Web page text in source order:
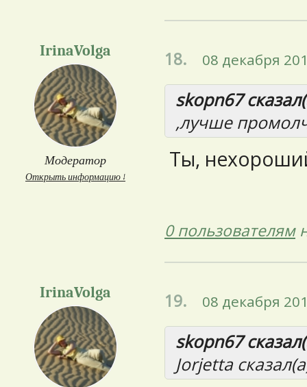
IrinaVolga
Модератор
Открыть информацию ↓
18. 08 декабря
skopn67
,лучше
Ты,
0 пользователям
IrinaVolga 19. 08 декабря
skopn67
Jorjetta